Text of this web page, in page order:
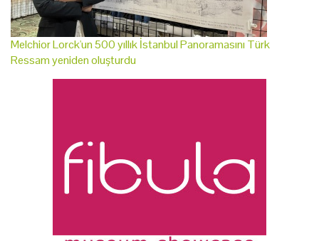
Melchior Lorck'un 500 yıllık İstanbul Panoramasını Türk
Ressam yeniden oluşturdu